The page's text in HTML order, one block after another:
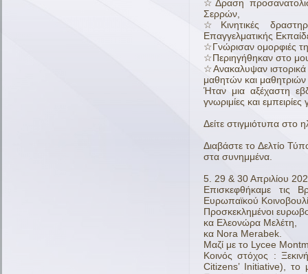
☆Δραση
Σερρών,
☆Κινητικές
Επαγγελματικής
☆Γνώρισαν ομορφιές
☆Περιηγήθηκαν στο
☆Ανακαλυψαν
μαθητών και
Ήταν μια αξέχαστη
γνωριμίες και
Δείτε στιγμιότυπα στο
Διαβάστε το Δελτίο
στα συνημμένα.
5. 29 & 30 Απριλίου
Επισκεφθήκαμε τις
Ευρωπαϊκού
Προσκεκλημένοι
κα Ελεονώρα Μελέτη,
κα Nora Merabek.
Mαζί με το Lycee
Κοινός στόχος :
Citizens’ Initiative), το